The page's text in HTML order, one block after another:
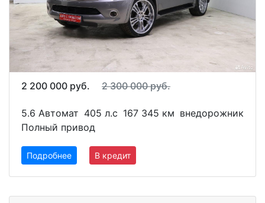
2 200 000 руб. 2 300 000 руб.
5.6 Автомат 405 л.с 167 345 км внедорожник
Полный привод
Подробнее В кредит